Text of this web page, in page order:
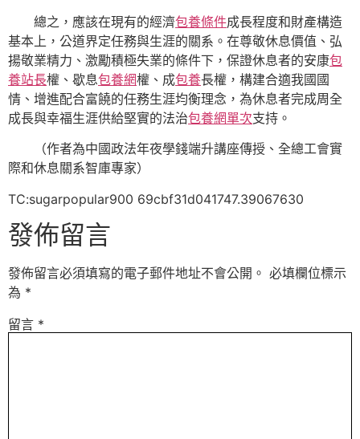
總之，應該在現有的經濟包養條件成長程度和財產構造
基本上，公道界定任務與生涯的關系。在尊敬休息價值、弘
揚敬業精力、激勵積極失業的條件下，保證休息者的安康包
養站長權、歇息包養網權、成包養長權，構建合適我國國
情、增進配合富饒的任務生涯均衡理念，為休息者完成周全
成長與幸福生涯供給堅實的法治包養網單次支持。
（作者為中國政法年夜學錢端升講座傳授、全總工會實
際和休息關系智庫專家）
TC:sugarpopular900 69cbf31d041747.39067630
發佈留言
發佈留言必須填寫的電子郵件地址不會公開。 必填欄位標示
為 *
留言 *